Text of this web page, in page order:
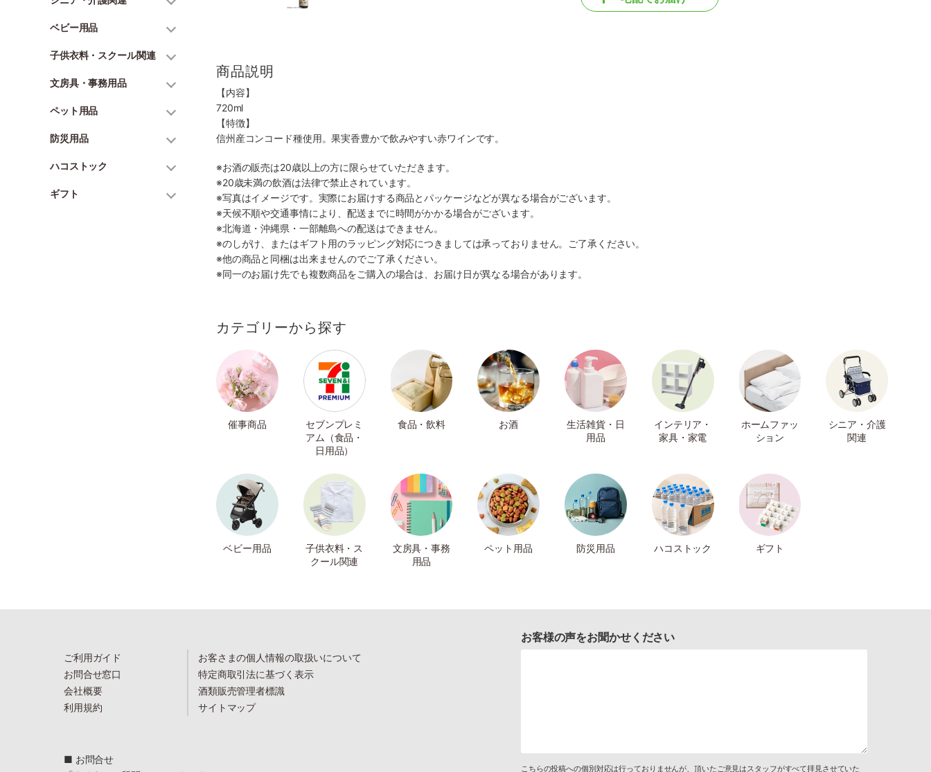
ベビー用品
子供衣料・スクール関連
文房具・事務用品
ペット用品
防災用品
ハコストック
ギフト
商品説明
【内容】
720ml
【特徴】
信州産コンコード種使用。果実香豊かで飲みやすい赤ワインです。
※お酒の販売は20歳以上の方に限らせていただきます。
※20歳未満の飲酒は法律で禁止されています。
※写真はイメージです。実際にお届けする商品とパッケージなどが異なる場合がございます。
※天候不順や交通事情により、配送までに時間がかかる場合がございます。
※北海道・沖縄県・一部離島への配送はできません。
※のしがけ、またはギフト用のラッピング対応につきましては承っておりません。ご了承ください。
※他の商品と同梱は出来ませんのでご了承ください。
※同一のお届け先でも複数商品をご購入の場合は、お届け日が異なる場合があります。
カテゴリーから探す
催事商品
セブンプレミ
アム（食品・
日用品）
食品・飲料 お酒
生活雑貨・日
用品
インテリア・
家具・家電
ホームファッ
ション
シニア・介護
関連
ベビー用品
子供衣料・ス
クール関連
文房具・事務
用品
ペット用品 防災用品 ハコストック ギフト
ご利用ガイド
お問合せ窓口
会社概要
利用規約
お客さまの個人情報の取扱いについて
特定商取引法に基づく表示
酒類販売管理者標識
サイトマップ
■ お問合せ
お客様の声をお聞かせください
こちらの投稿への個別対応は行っておりませんが、頂いたご意見はスタッフがすべて拝見させていた